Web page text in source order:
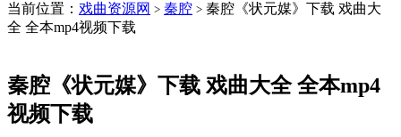
当前位置： 戏曲资源网 > 秦腔 > 秦腔《状元媒》下载 戏曲大
全 全本mp4视频下载
秦腔《状元媒》下载 戏曲大全 全本mp4
视频下载